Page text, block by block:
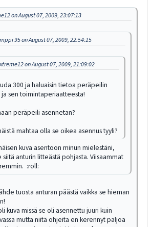
on August 07, 2009, 23:07:13
95 on August 07, 2009, 22:54:15
on August 07, 2009, 21:09:02
300 ja haluaisin tietoa peräpeilin
ja sen toimintaperiaatteesta!
peräpeili asennetan?
mahtaa olla se oikea asennus tyyli?
kuva asentoon minun mielestäni,
siitä anturin litteästä pohjasta. Viisaammat
:roll:
tuosta anturan päästä vaikka se hieman
kuva missä se oli asennettu juuri kuin
mutta niitä ohjeita en kerennyt paljoa